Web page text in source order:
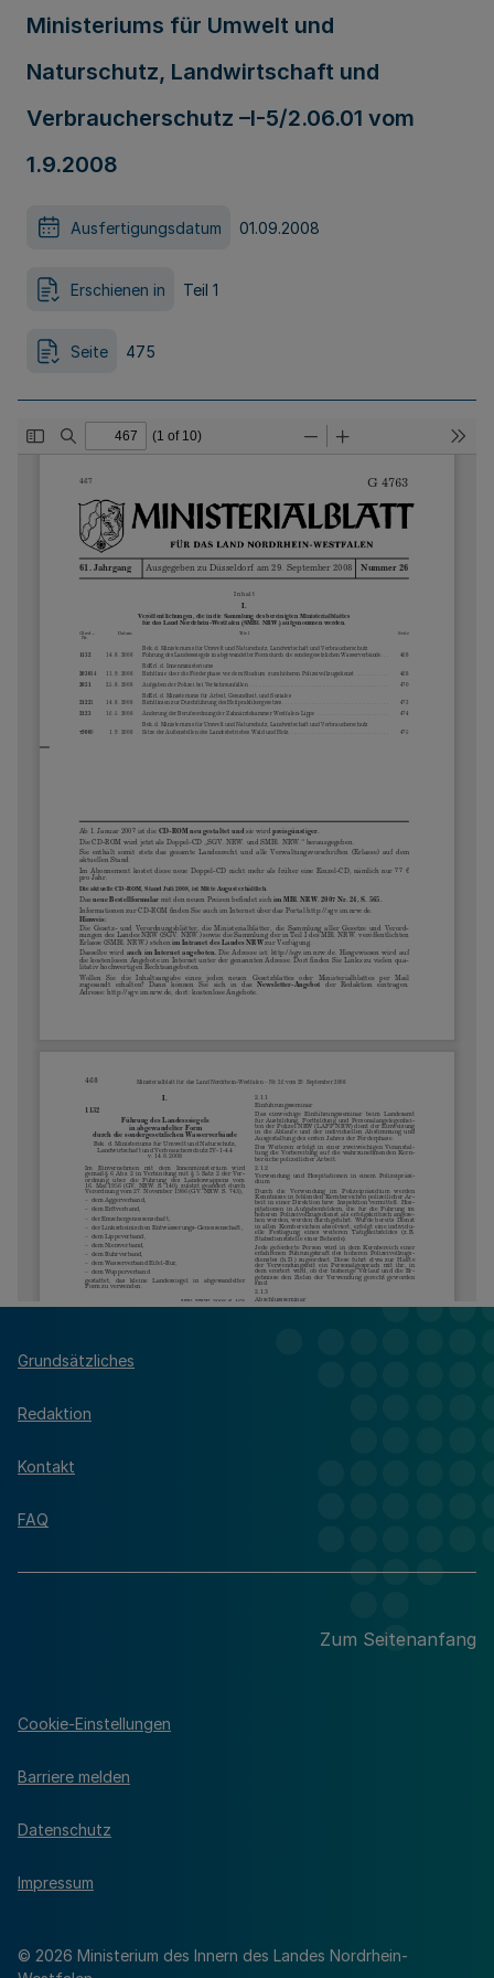
Ministeriums für Umwelt und
Naturschutz, Landwirtschaft und
Verbraucherschutz –I-5/2.06.01 vom
1.9.2008
Ausfertigungsdatum 01.09.2008
Erschienen in Teil 1
Seite 475
Grundsätzliches
Redaktion
Kontakt
FAQ
Zum Seitenanfang
© 2026 Ministerium des Innern des Landes Nordrhein-
Cookie-Einstellungen
Barriere melden
Datenschutz
Impressum